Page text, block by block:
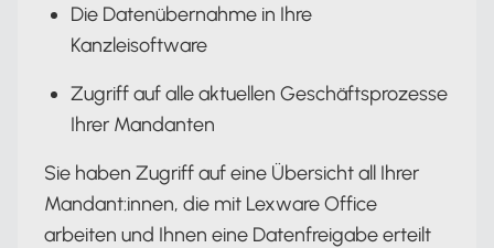
Die Datenübernahme in Ihre
Kanzleisoftware
Zugriff auf alle aktuellen Geschäftsprozesse
Ihrer Mandanten
Sie haben Zugriff auf eine Übersicht all Ihrer
Mandant:innen, die mit Lexware Office
arbeiten und Ihnen eine Datenfreigabe erteilt